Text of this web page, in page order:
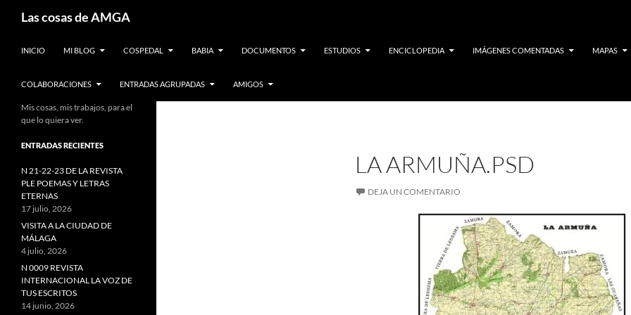
Las cosas de AMGA
INICIO MI BLOG COSPEDAL BABIA DOCUMENTOS ESTUDIOS ENCICLOPEDIA IMÁGENES COMENTADAS MAPAS
COLABORACIONES ENTRADAS AGRUPADAS AMIGOS
LA ARMUÑA.PSD
DEJA UN COMENTARIO
Mis cosas, mis trabajos, para el
que lo quiera ver.
ENTRADAS RECIENTES
N 21-22-23 DE LA REVISTA
PLE POEMAS Y LETRAS
ETERNAS
17 julio, 2026
VISITA A LA CIUDAD DE
MÁLAGA
4 julio, 2026
N 0009 REVISTA
INTERNACIONAL LA VOZ DE
TUS ESCRITOS
14 junio, 2026